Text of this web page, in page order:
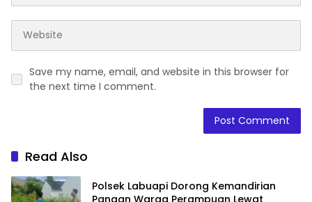
Save my name, email, and website in this browser for
the next time I comment.
Read Also
Polsek Labuapi Dorong Kemandirian